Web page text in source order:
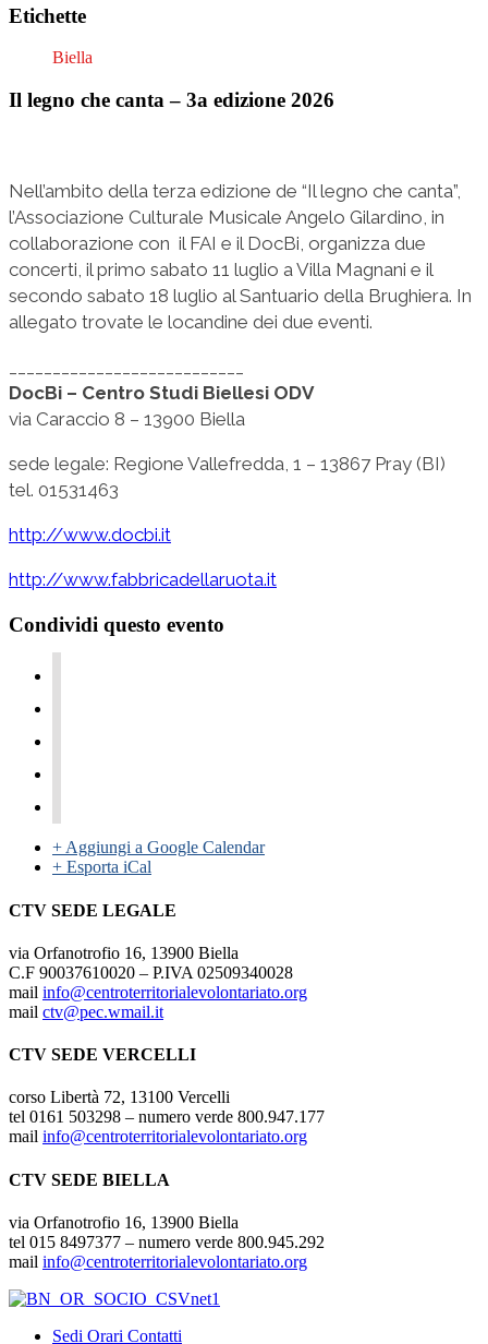
Etichette
Biella
Il legno che canta – 3a edizione 2026
Nell’ambito della terza edizione de “Il legno che canta”,
l’Associazione Culturale Musicale Angelo Gilardino, in
collaborazione con il FAI e il DocBi, organizza due
concerti, il primo sabato 11 luglio a Villa Magnani e il
secondo sabato 18 luglio al Santuario della Brughiera. In
allegato trovate le locandine dei due eventi.
DocBi – Centro Studi Biellesi ODV
via Caraccio 8 – 13900 Biella
sede legale: Regione Vallefredda, 1 – 13867 Pray (BI)
tel. 01531463
http://www.docbi.it
http://www.fabbricadellaruota.it
Condividi questo evento
+ Aggiungi a Google Calendar
+ Esporta iCal
CTV SEDE LEGALE
via Orfanotrofio 16, 13900 Biella
C.F 90037610020 – P.IVA 02509340028
mail info@centroterritorialevolontariato.org
mail ctv@pec.wmail.it
CTV SEDE VERCELLI
corso Libertà 72, 13100 Vercelli
tel 0161 503298 – numero verde 800.947.177
mail info@centroterritorialevolontariato.org
CTV SEDE BIELLA
via Orfanotrofio 16, 13900 Biella
tel 015 8497377 – numero verde 800.945.292
mail info@centroterritorialevolontariato.org
Sedi Orari Contatti